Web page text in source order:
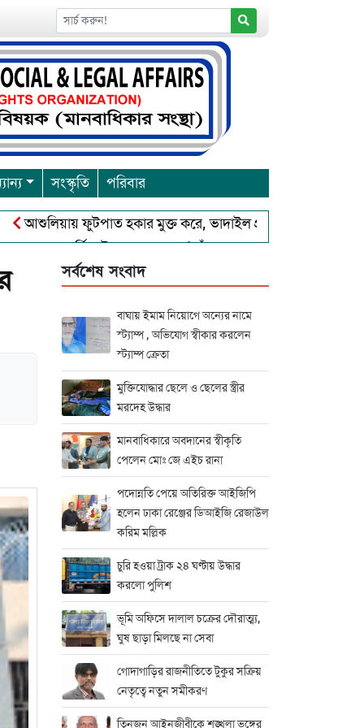
সংস্কৃতি পরিবার
ফুটপাত হকার মুক্ত করে, ভাদাইল প্রাইমারি ফ্রেন্ডস ক্লাব এর
পূর্নিমা উৎসব শুরু চাঁদপুরে বাংলাদেশ আহলে সুন্নাত ওয়াল
সর্বশেষ সংবাদ
বাঘায় ইমাম নিয়োগে অন্যের নামে
স্ট্যাম্প , অভিযোগ স্বীকার করলেন
স্ট্যাম্প ক্রেতা
মুক্তিযোদ্ধার ছেলে ও ছেলের স্ত্রীর
মরদেহ উদ্ধার
মানবাধিকারে অবদানের স্বীকৃতি
পেলেন মোঃ জে এইচ রানা
পদোন্নতি পেয়ে অতিরিক্ত আইজিপি
হলেন ঢাকা রেঞ্জের ডিআইজি রেজাউল
করিম মল্লিক
চুরি হওয়া ট্রাক ২৪ ঘণ্টায় উদ্ধার
করলো পুলিশ
ভূমি অফিসে দালাল চক্রের দৌরাত্ম্য,
ঘুষ ছাড়া মিলছে না সেবা
গোদাগাড়ির রাজনীতিতে টুকুর সক্রিয়
নেতৃত্বে নতুন সমীকরণ
তিনজন আইনজীবীকে শৃঙ্খলা ভঙ্গের